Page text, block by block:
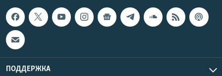
ПОДДЕРЖКА